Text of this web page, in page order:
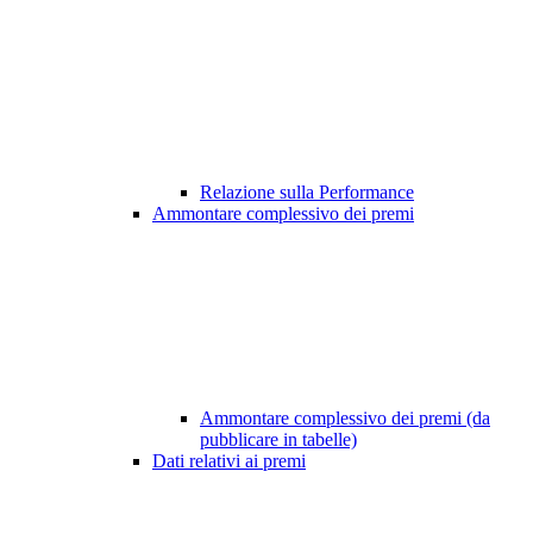
Relazione sulla Performance
Ammontare complessivo dei premi
Ammontare complessivo dei premi (da
pubblicare in tabelle)
Dati relativi ai premi